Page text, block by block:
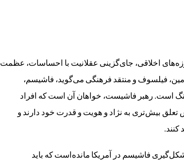
اخلاقی، جای‌گزینی عقلانیت با احساسات، عظمت
فیلسوف و منتقد فرهنگی می‌گوید، فاشیسم،
است. رهبر فاشیست، خواهان آن است که افراد
تعلق بیش‌تری به نژاد و هویت و قدرت خود دارند و
فاشیسم در آمریکا مانده‌است که باید